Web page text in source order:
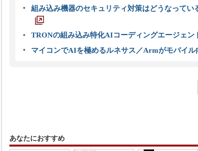
組み込み機器のセキュリティ対策はどうなって
TRONの組み込み特化AIコーディングエージェン
マイコンでAIを極めるルネサス／Armがモバイル
あなたにおすすめ